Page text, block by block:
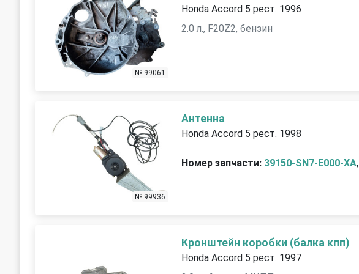
№ 99061
Honda Accord 5 рест. 1996
2.0 л., F20Z2, бензин
№ 99936
Антенна
Honda Accord 5 рест. 1998
Номер запчасти: 39150-SN7-E000-XA,
Кронштейн коробки (балка кпп)
Honda Accord 5 рест. 1997